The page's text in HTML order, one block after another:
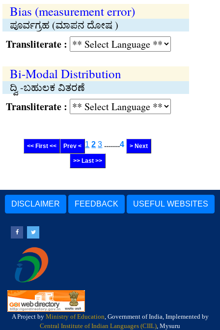
Bias (measurement error)
ಪೂರ್ವಗ್ರಹ (ಮಾಪನ ದೋಷ )
:
Bi-Modal Distribution
ದ್ವಿ -ಬಹುಲಕ ವಿತರಣೆ
:
<< First << Prev < 1 2 3 ........4 > Next
>> Last >>
DISCLAIMER FEEDBACK USEFUL WEBSITES
A Project by Ministry of Education, Government of India, Implemented by
Central Institute of Indian Languages (CIIL), Mysuru